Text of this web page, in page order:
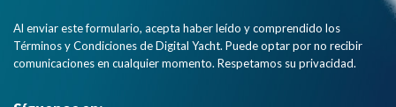
Al enviar este formulario, acepta haber leído y comprendido los
Términos y Condiciones de Digital Yacht. Puede optar por no recibir
comunicaciones en cualquier momento. Respetamos su privacidad.